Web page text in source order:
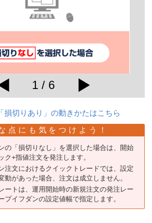
1 / 6
損切りあり」の動きかたはこちら
点にも気をつけよう！
の「損切りなし」を選択した場合は、開始
ク+指値注文を発注します。
注文におけるクイックトレードでは、設定
動があった場合、注文は成立しません。
ートは、運用開始時の新規注文の発注レー
プイフダンの設定値幅で指定します。